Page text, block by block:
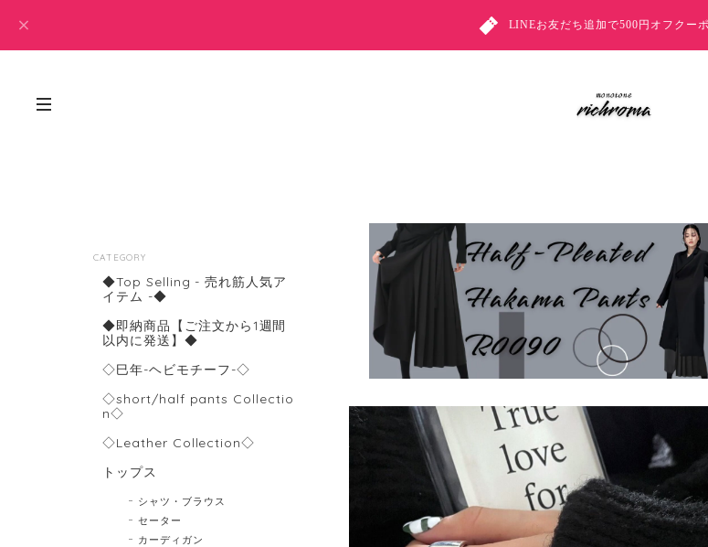
LINEお友だち追加で500円オフクーポ
CATEGORY
◆Top Selling - 売れ筋人気ア
イテム -◆
◆即納商品【ご注文から1週間
以内に発送】◆
◇巳年-ヘビモチーフ-◇
◇short/half pants Collectio
n◇
◇Leather Collection◇
トップス
シャツ・ブラウス
セーター
カーディガン